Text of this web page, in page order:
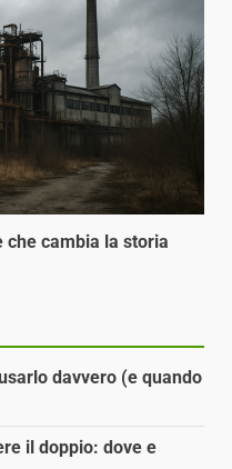
che cambia la storia
davvero (e quando
il doppio: dove e